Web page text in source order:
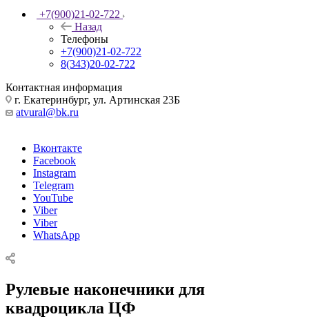
+7(900)21-02-722
Назад
Телефоны
+7(900)21-02-722
8(343)20-02-722
Контактная информация
г. Екатеринбург, ул. Артинская 23Б
atvural@bk.ru
Вконтакте
Facebook
Instagram
Telegram
YouTube
Viber
Viber
WhatsApp
Рулевые наконечники для
квадроцикла ЦФ